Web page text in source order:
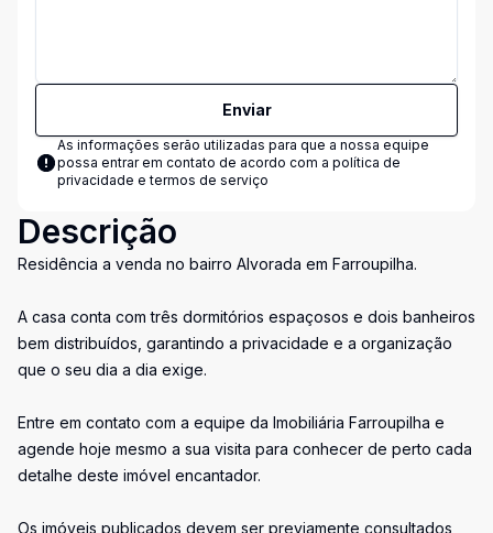
Enviar
As informações serão utilizadas para que a nossa equipe
possa entrar em contato de acordo com a política de
privacidade e termos de serviço
Descrição
Residência a venda no bairro Alvorada em Farroupilha.
A casa conta com três dormitórios espaçosos e dois banheiros
bem distribuídos, garantindo a privacidade e a organização
que o seu dia a dia exige.
Entre em contato com a equipe da Imobiliária Farroupilha e
agende hoje mesmo a sua visita para conhecer de perto cada
detalhe deste imóvel encantador.
Os imóveis publicados devem ser previamente consultados